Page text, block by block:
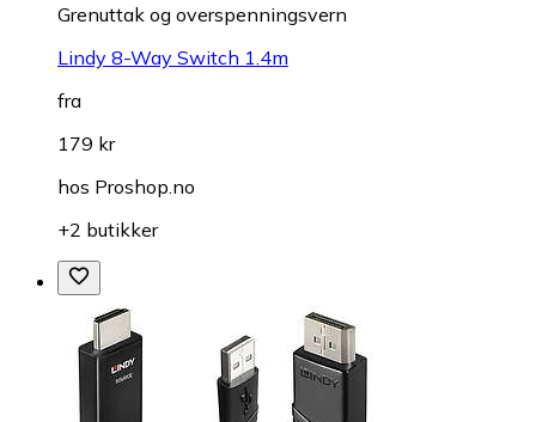
Grenuttak og overspenningsvern
Lindy 8-Way Switch 1.4m
fra
179 kr
hos Proshop.no
+2 butikker